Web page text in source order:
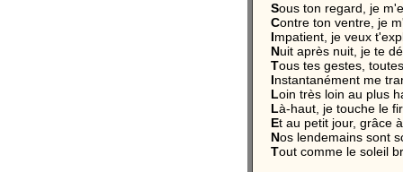
Sous ton regard, je
Contre ton ventre, je
Impatient, je veux
Nuit après nuit, je te
Tous tes gestes,
Instantanément me
Loin très loin au plus
Là-haut, je touche le
Et au petit jour, grâce
Nos lendemains sont
Tout comme le soleil